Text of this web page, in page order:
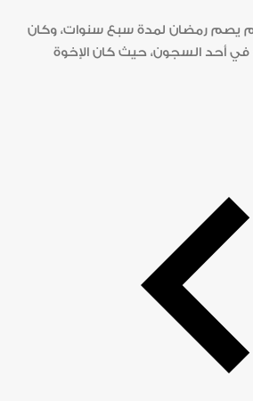
يصم رمضان لمدة سبع سنوات، وكان
أحد السجون، حيث كان الإخوة